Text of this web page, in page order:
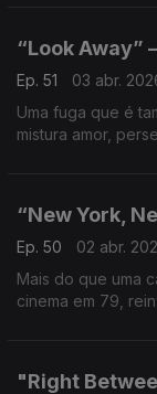
“Look Away”
Ep. 51
03 abr.
Uma fuga que é
mistura amor,
“New York,
Ep. 50
02 abr.
Mais do que uma
cinema em 79,
"Right